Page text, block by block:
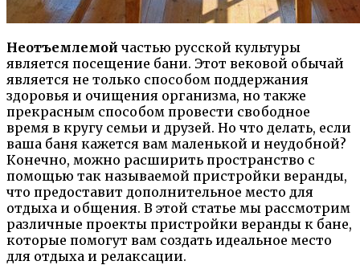
Неотъемлемой частью русской культуры
является посещение бани. Этот вековой обычай
является не только способом поддержания
здоровья и очищения организма, но также
прекрасным способом провести свободное
время в кругу семьи и друзей. Но что делать, если
ваша баня кажется вам маленькой и неудобной?
Конечно, можно расширить пространство с
помощью так называемой пристройки веранды,
что предоставит дополнительное место для
отдыха и общения. В этой статье мы рассмотрим
различные проекты пристройки веранды к бане,
которые помогут вам создать идеальное место
для отдыха и релаксации.